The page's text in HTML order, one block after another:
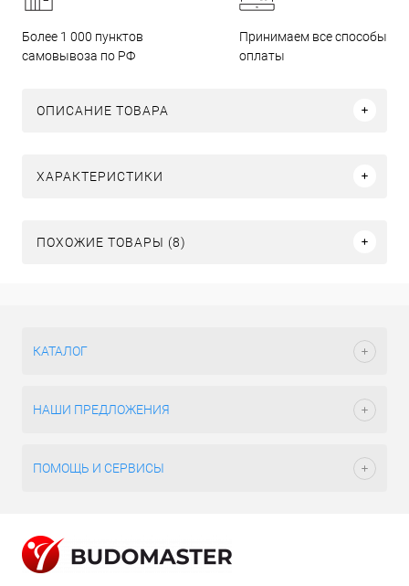
Более 1 000 пунктов
самовывоза по РФ
Принимаем все способы
оплаты
ОПИСАНИЕ ТОВАРА
ХАРАКТЕРИСТИКИ
ПОХОЖИЕ ТОВАРЫ (8)
КАТАЛОГ
НАШИ ПРЕДЛОЖЕНИЯ
ПОМОЩЬ И СЕРВИСЫ